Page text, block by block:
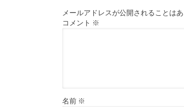
メールアドレスが公開されることはあ
コメント ※
名前 ※